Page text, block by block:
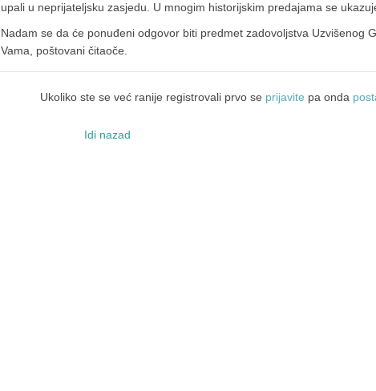
upali u neprijateljsku zasjedu. U mnogim historijskim predajama se
Nadam se da će ponuđeni odgovor biti predmet zadovoljstva Uzvišenog
Vama, poštovani čitaoče.
Ukoliko ste se već ranije registrovali prvo se prijavite pa onda
Idi nazad